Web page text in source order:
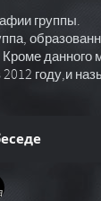
группы.
данного
году,и